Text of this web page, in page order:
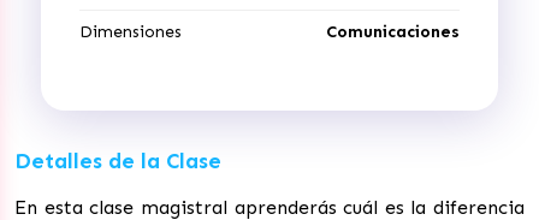
Dimensiones Comunicaciones
Detalles de la Clase
En esta clase magistral aprenderás cuál es la diferencia